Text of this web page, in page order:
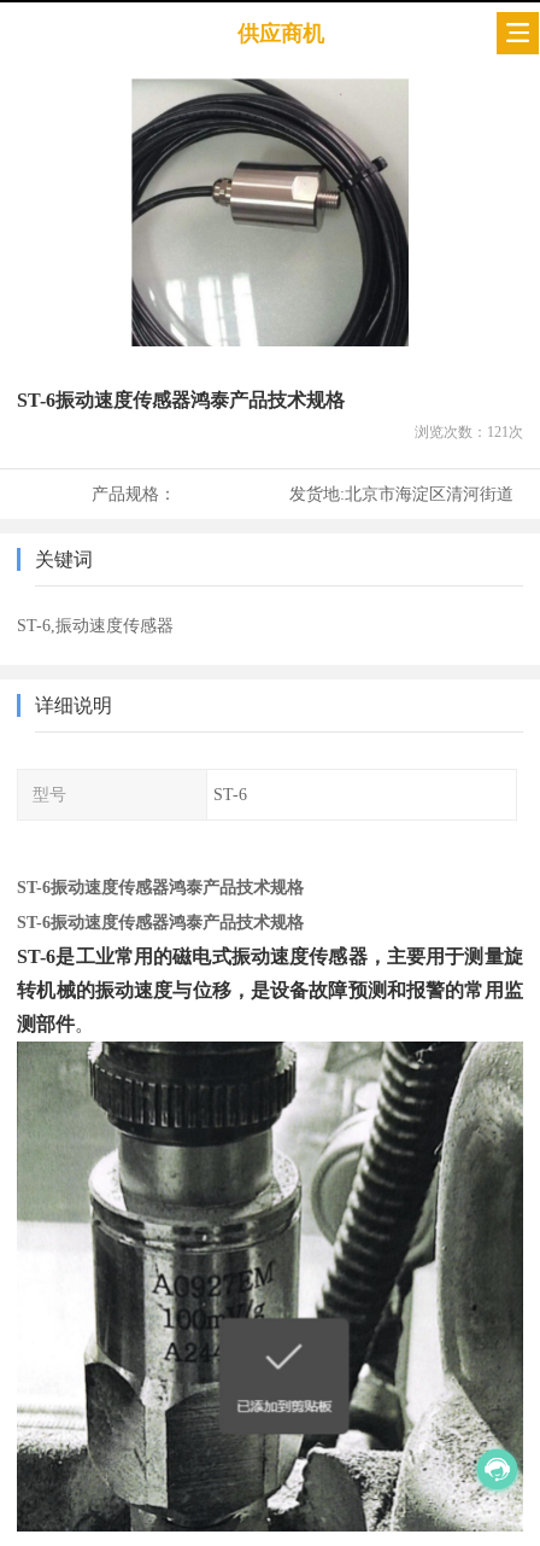
供应商机
ST-6振动速度传感器鸿泰产品技术规格
浏览次数： 121 次
产品规格： 发货地:北京市海淀区清河街道
关键词
ST-6,振动速度传感器
详细说明
型号 ST-6
ST-6振动速度传感器鸿泰产品技术规格
ST-6振动速度传感器鸿泰产品技术规格
ST-6是工业常用的磁电式振动速度传感器，主要用于测量旋
转机械的振动速度与位移，是设备故障预测和报警的常用监
测部件‌。